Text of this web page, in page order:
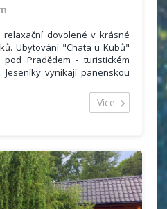
dovolené v krásné
Ubytování "Chata u Kubů"
Pradědem - turistickém
Jeseníky vynikají panenskou
republice. Obec Karlov pod
spojení. V blízkosti
pobytu na čerstvém vzduchu
a pobavení.
Více